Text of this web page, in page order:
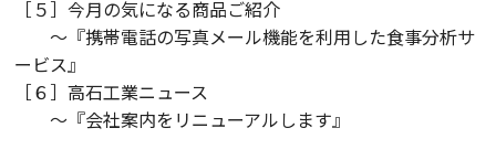
［５］今月の気になる商品ご紹介
～『携帯電話の写真メール機能を利用した食事分析サ
ービス』
［６］高石工業ニュース
～『会社案内をリニューアルします』